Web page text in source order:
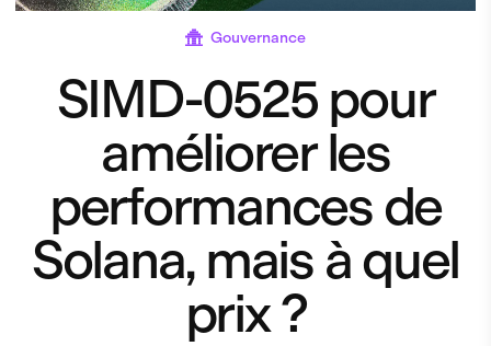
Gouvernance
SIMD-0525 pour
améliorer les
performances de
Solana, mais à quel
prix ?